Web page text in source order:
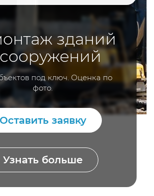
зданий
под ключ. Оценка по
фото.
Оставить заявку
Узнать больше